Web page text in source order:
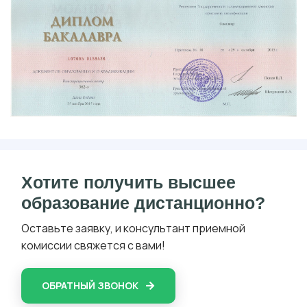
Хотите получить высшее
образование дистанционно?
Оставьте заявку, и консультант приемной
комиссии свяжется с вами!
ОБРАТНЫЙ ЗВОНОК